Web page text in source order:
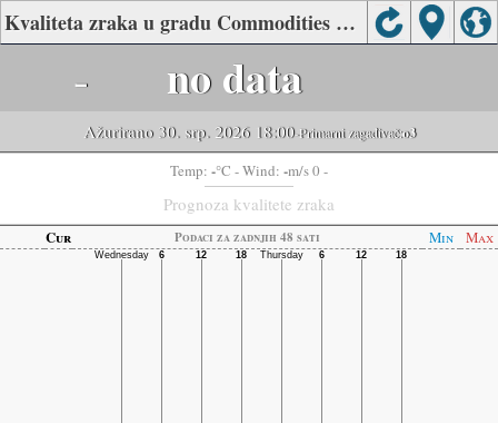
Kvaliteta zraka u gradu Commodities Bureau, Tangshan
- no data
Ažurirano 30. srp. 2026 18:00-Primarni zagađivač:o3
Temp: -°C - Wind: -m/s 0 -
Prognoza kvalitete zraka
Cur Podaci za zadnjih 48 sati Min Max